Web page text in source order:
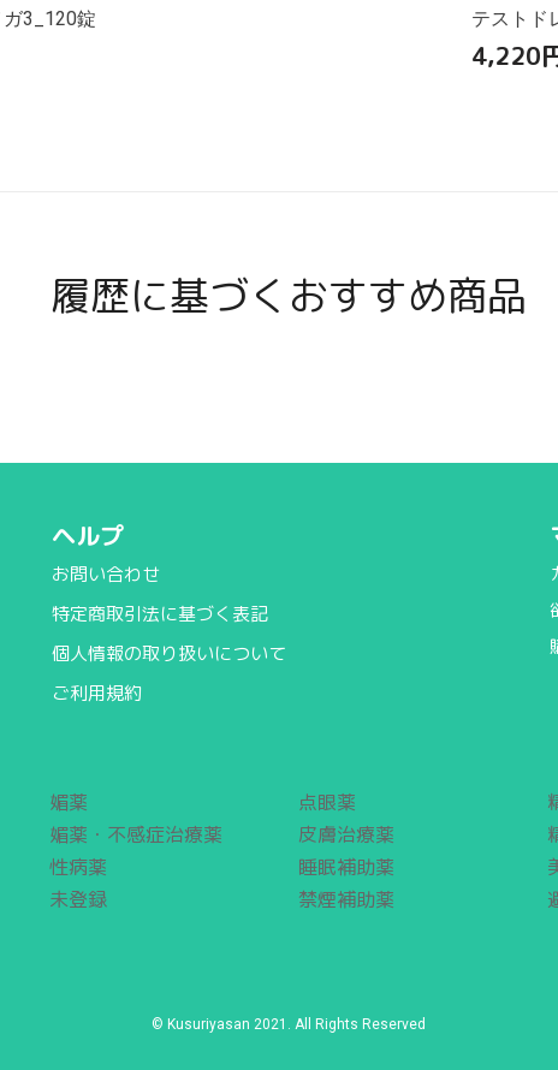
3_120錠
テストド
4,220
履歴に基づくおすすめ商品
ヘルプ
お問い合わせ
特定商取引法に基づく表記
個人情報の取り扱いについて
ご利用規約
媚薬
媚薬・不感症治療薬
性病薬
未登録
点眼薬
皮膚治療薬
睡眠補助薬
禁煙補助薬
© Kusuriyasan 2021. All Rights Reserved